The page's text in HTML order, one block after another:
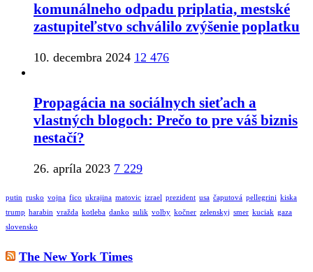
komunálneho odpadu priplatia, mestské
zastupiteľstvo schválilo zvýšenie poplatku
10. decembra 2024 12 476
Propagácia na sociálnych sieťach a
vlastných blogoch: Prečo to pre váš biznis
nestačí?
26. apríla 2023 7 229
putin rusko vojna fico ukrajina matovic izrael prezident usa čaputová pellegrini kiska
trump harabin vražda kotleba danko sulik volby kočner zelenskyj smer kuciak gaza
slovensko
The New York Times